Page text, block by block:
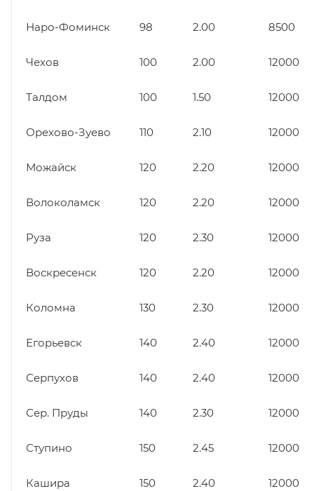
Наро-Фоминск 98 2.00 8500
Чехов 100 2.00 12000
Талдом 100 1.50 12000
Орехово-Зуево 110 2.10 12000
Можайск 120 2.20 12000
Волоколамск 120 2.20 12000
Руза 120 2.30 12000
Воскресенск 120 2.20 12000
Коломна 130 2.30 12000
Егорьевск 140 2.40 12000
Серпухов 140 2.40 12000
Сер. Пруды 140 2.30 12000
Ступино 150 2.45 12000
Кашира 150 2.40 12000